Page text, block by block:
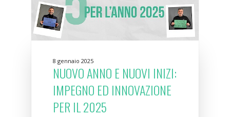
8 gennaio 2025
NUOVO ANNO E NUOVI INIZI:
IMPEGNO ED INNOVAZIONE
PER IL 2025